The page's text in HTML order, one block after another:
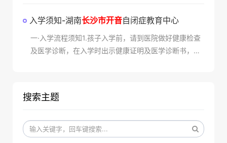
机
入学须知-湖南长沙市开音自闭症教育中心
一·入学流程须知1.孩子入学前，请到医院做好健康检查
及医学诊断，在入学时出示健康证明及医学诊断书，并
搜索主题